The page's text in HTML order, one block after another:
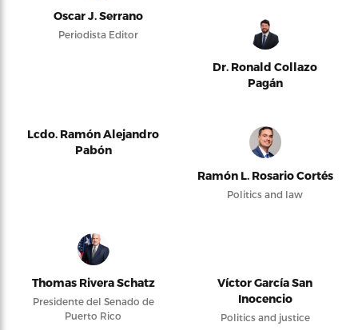
Oscar J. Serrano
Periodista Editor
Dr. Ronald Collazo
Pagán
Lcdo. Ramón Alejandro
Pabón
Ramón L. Rosario Cortés
Politics and law
Thomas Rivera Schatz
Presidente del Senado de
Puerto Rico
Víctor García San
Inocencio
Politics and justice